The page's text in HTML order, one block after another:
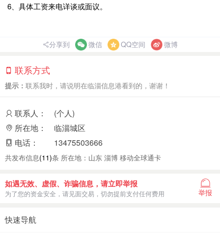
6、具体工资来电详谈或面议。
分享到 微信 QQ空间 微博
联系方式
提示： 联系我时，请说明在临淄信息港看到的，谢谢！
联系人：
(个人)
所在地：
临淄城区
电话：
13475503666
共发布信息(11)条 所在地：山东 淄博 移动全球通卡
如遇无效、虚假、诈骗信息，请立即举报
为了您的资金安全，请见面交易，切勿提前支付任何费用 举报
快速导航